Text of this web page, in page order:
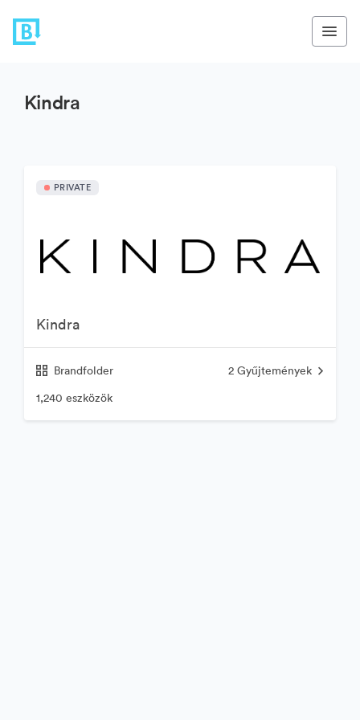
Kindra
PRIVATE
Kindra
Brandfolder 2 Gyűjtemények
1,240 eszközök